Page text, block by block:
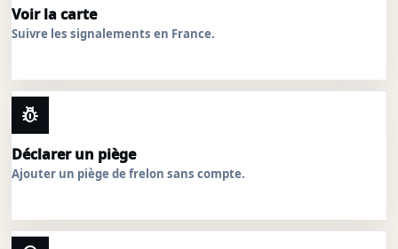
Voir la carte
Suivre les signalements en France.
pest_control
Déclarer un piège
Ajouter un piège de frelon sans compte.